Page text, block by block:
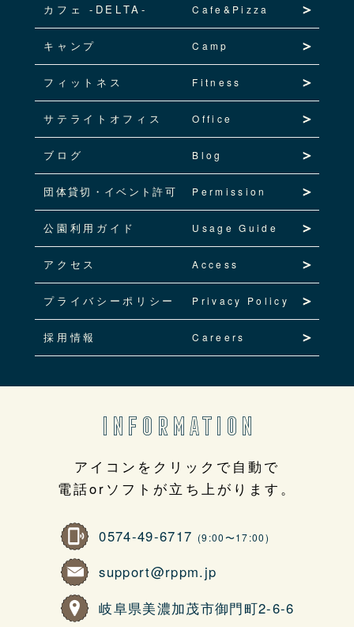
カフェ -DELTA- Cafe&Pizza
キャンプ Camp
フィットネス Fitness
サテライトオフィス Office
ブログ Blog
団体貸切・イベント許可 Permission
公園利用ガイド Usage Guide
アクセス Access
プライバシーポリシー Privacy Policy
採用情報 Careers
INFORMATION
アイコンをクリックで自動で
電話orソフトが立ち上がります。
0574-49-6717 (9:00〜17:00)
support@rppm.jp
岐阜県美濃加茂市御門町2-6-6